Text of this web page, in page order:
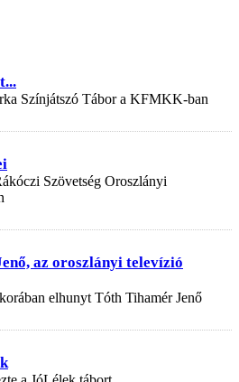
Színjátszó Tábor a KFMKK-ban
Szövetség Oroszlányi
az oroszlányi televízió
elhunyt Tóth Tihamér Jenő